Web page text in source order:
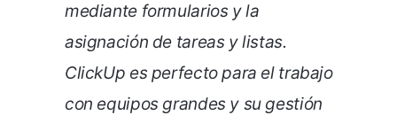
mediante formularios y la
asignación de tareas y listas.
ClickUp es perfecto para el trabajo
con equipos grandes y su gestión